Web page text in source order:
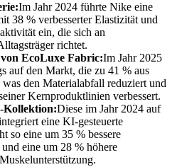
Im Jahr 2024 führte Nike eine
38 % verbesserter Elastizität und
ein, die sich an
richtet.
EcoLuxe Fabric:Im Jahr 2025
auf den Markt, die zu 41 % aus
was den Materialabfall reduziert und
Kernproduktlinien verbessert.
Kollektion:Diese im Jahr 2024 auf
eine KI-gesteuerte
so eine um 35 % bessere
eine um 28 % höhere